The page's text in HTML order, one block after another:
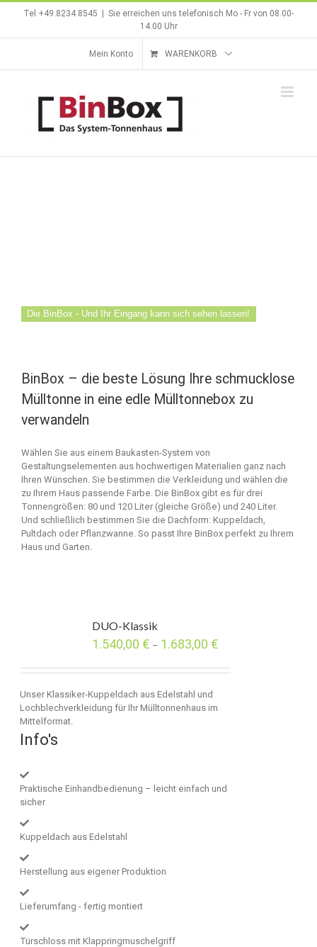
Tel +49.8234.8545
Sie erreichen uns telefonisch Mo - Fr von 08.00-
14.00 Uhr
Mein Konto WARENKORB
Die BinBox - Und Ihr Eingang kann sich sehen lassen!
BinBox – die beste Lösung Ihre schmucklose
Mülltonne in eine edle Mülltonnebox zu
verwandeln
Wählen Sie aus einem Baukasten-System von
Gestaltungselementen aus hochwertigen Materialien ganz nach
Ihren Wünschen. Sie bestimmen die Verkleidung und wählen die
zu Ihrem Haus passende Farbe. Die BinBox gibt es für drei
Tonnengrößen: 80 und 120 Liter (gleiche Größe) und 240 Liter.
Und schließlich bestimmen Sie die Dachform: Kuppeldach,
Pultdach oder Pflanzwanne. So passt Ihre BinBox perfekt zu Ihrem
Haus und Garten.
DUO-Klassik
1.540,00 € – 1.683,00 €
Unser Klassiker-Kuppeldach aus Edelstahl und
Lochblechverkleidung für Ihr Mülltonnenhaus im
Mittelformat.
Info's
Praktische Einhandbedienung – leicht einfach und
sicher
Kuppeldach aus Edelstahl
Herstellung aus eigener Produktion
Lieferumfang - fertig montiert
Türschloss mit Klappringmuschelgriff